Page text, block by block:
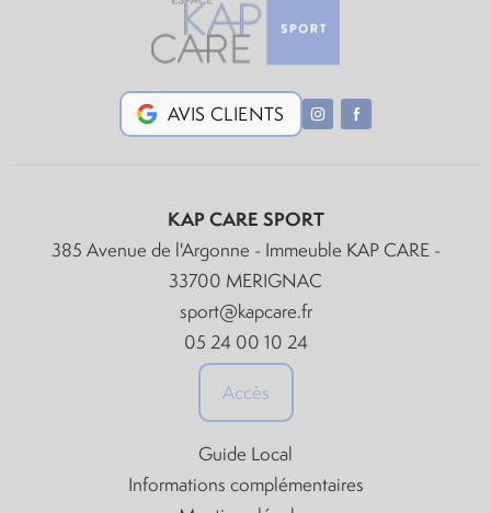
AVIS CLIENTS
KAP CARE SPORT
385 Avenue de l'Argonne - Immeuble KAP CARE -
33700 MERIGNAC
sport@kapcare.fr
05 24 00 10 24
Accès
Guide Local
Informations complémentaires